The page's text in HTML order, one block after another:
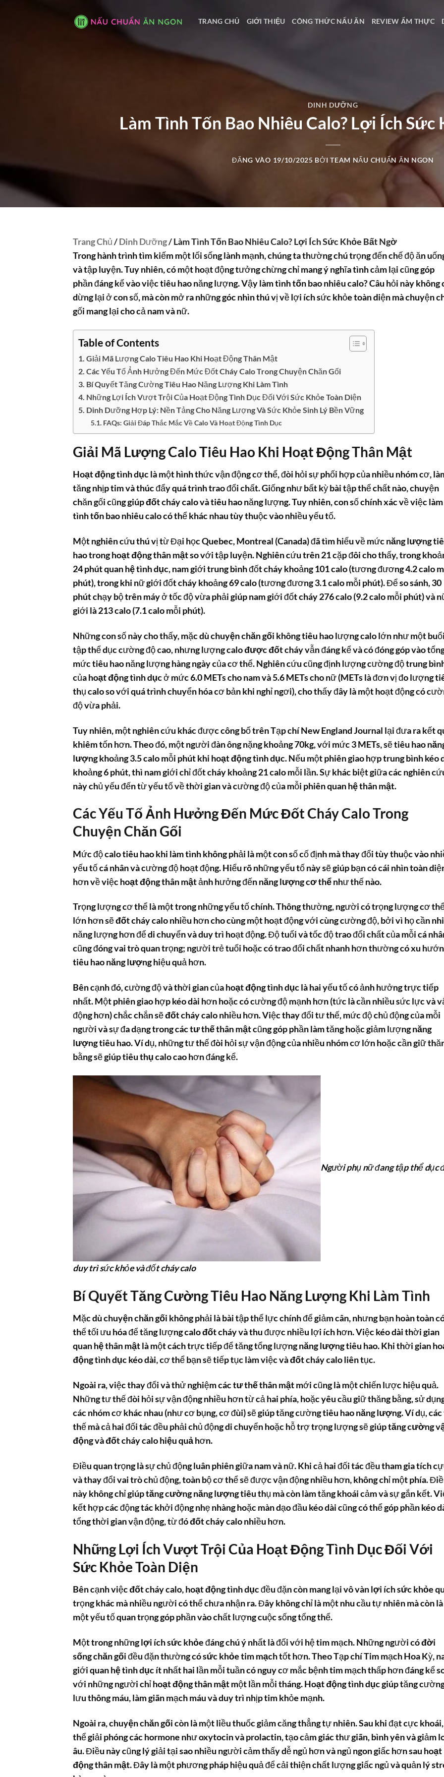
TRANG CHỦ GIỚI THIỆU CÔNG THỨC NẤU ĂN REVIEW ẨM THỰC
DINH DƯỠNG
Làm Tình Tốn Bao Nhiêu Calo? Lợi Ích
ĐĂNG VÀO 19/10/2025 BỞITEAM NẤU CHUẨN ĂN NGON
Trang Chủ/Dinh Dưỡng/ Làm Tình Tốn Bao Nhiêu Calo? Lợi Ích Sức Khỏe Bất Ngờ
Trong hành trình tìm kiếm một lối sống lành mạnh, chúng ta thường chú trọng đến chế độ ăn
và tập luyện. Tuy nhiên, có một hoạt động tưởng chừng chỉ mang ý nghĩa tình cảm lại cũng góp
phần đáng kể vào việc tiêu hao năng lượng. Vậylàm tình tốn bao nhiêu calo? Câu hỏi này không
dừng lại ở con số, mà còn mở ra những góc nhìn thú vị về lợi ích sức khỏe toàn diện mà chuyện
gối mang lại cho cả nam và nữ.
Table of Contents
Giải Mã Lượng Calo Tiêu Hao Khi Hoạt Động Thân Mật
Các Yếu Tố Ảnh Hưởng Đến Mức Đốt Cháy Calo Trong Chuyện Chăn Gối
Bí Quyết Tăng Cường Tiêu Hao Năng Lượng Khi Làm Tình
Những Lợi Ích Vượt Trội Của Hoạt Động Tình Dục Đối Với Sức Khỏe Toàn Diện
Dinh Dưỡng Hợp Lý: Nền Tảng Cho Năng Lượng Và Sức Khỏe Sinh Lý Bền Vững
FAQs: Giải Đáp Thắc Mắc Về Calo Và Hoạt Động Tình Dục
Giải Mã Lượng Calo Tiêu Hao Khi Hoạt Động Thân Mật
Hoạt động tình dụclà một hình thức vận động cơ thể, đòi hỏi sự phối hợp của nhiều nhóm cơ,
tăng nhịp tim và thúc đẩy quá trình trao đổi chất. Giống như bất kỳ bài tập thể chất nào, chuyện
chăn gối cũng giúpđốt cháy calovà tiêu hao năng lượng. Tuy nhiên, con số chính xác về việclàm
tình tốn bao nhiêu calocó thể khác nhau tùy thuộc vào nhiều yếu tố.
Một nghiên cứu thú vị từ Đại học Quebec, Montreal (Canada) đã tìm hiểu về mứcnăng lượng
haotronghoạt động thân mậtso với tập luyện. Nghiên cứu trên 21 cặp đôi cho thấy, trong
24 phútquan hệ tình dục, nam giới trung bình đốt cháy khoảng 101 calo (tương đương 4.2 calo
phút), trong khi nữ giới đốt cháy khoảng 69 calo (tương đương 3.1 calo mỗi phút). Để so sánh, 30
phút chạy bộ trên máy ở tốc độ vừa phải giúp nam giới đốt cháy 276 calo (9.2 calo mỗi phút) và
giới là 213 calo (7.1 calo mỗi phút).
Những con số này cho thấy, mặc dùchuyện chăn gối không tiêu hao lượng calo lớn như một
tập thể dục cường độ cao, nhưng lượngcalo được đốt cháyvẫn đáng kể và có đóng góp vào
mức tiêu hao năng lượng hàng ngày của cơ thể. Nghiên cứu cũng định lượng cường độ trung
củahoạt động tình dụcở mức 6.0 METs cho nam và 5.6 METs cho nữ (METs là đơn vị đo lượng
thụ calo so với quá trình chuyển hóa cơ bản khi nghỉ ngơi), cho thấy đây là một hoạt động có
độ vừa phải.
Tuy nhiên, một nghiên cứu khác được công bố trên Tạp chí New England Journal lại đưa ra kết
khiêm tốn hơn. Theo đó, một người đàn ông nặng khoảng 70kg, với mức 3 METs, sẽtiêu hao
lượngkhoảng 3.5 calo mỗi phút khi hoạt động tình dục. Nếu một phiên giao hợp trung bình kéo
khoảng 6 phút, thì nam giới chỉ đốt cháy khoảng 21 calo mỗi lần. Sự khác biệt giữa các nghiên
này chủ yếu đến từ yếu tố về thời gian và cường độ của mỗi phiênquan hệ thân mật.
Các Yếu Tố Ảnh Hưởng Đến Mức Đốt Cháy Calo Trong
Chuyện Chăn Gối
Mức độcalo tiêu haokhi làm tìnhkhông phải là một con số cố định mà thay đổi tùy thuộc vào
yếu tố cá nhân và cường độ hoạt động. Hiểu rõ những yếu tố này sẽ giúp bạn có cái nhìn toàn
hơn về việchoạt động thân mậtảnh hưởng đếnnăng lượng cơ thểnhư thế nào.
Trọng lượng cơ thể là một trong những yếu tố chính. Thông thường, người có trọng lượng cơ
lớn hơn sẽđốt cháy calonhiều hơn cho cùng một hoạt động với cùng cường độ, bởi vì họ cần
năng lượng hơn để di chuyển và duy trì hoạt động. Độ tuổi và tốc độ trao đổi chất của mỗi cá
cũng đóng vai trò quan trọng; người trẻ tuổi hoặc có trao đổi chất nhanh hơn thường có xu
tiêu hao năng lượnghiệu quả hơn.
Bên cạnh đó, cường độ và thời gian củahoạt động tình dụclà hai yếu tố có ảnh hưởng trực tiếp
nhất. Một phiên giao hợp kéo dài hơn hoặc có cường độ mạnh hơn (tức là cần nhiều sức lực và
động hơn) chắc chắn sẽđốt cháy calonhiều hơn. Việc thay đổi tư thế, mức độ chủ động của mỗi
người và sự đa dạng trong cáctư thế thân mậtcũng góp phần làm tăng hoặc giảm lượngnăng
lượng tiêu hao. Ví dụ, những tư thế đòi hỏi sự vận động của nhiều nhóm cơ lớn hoặc cần giữ
bằng sẽ giúptiêu thụ calocao hơn đáng kể.
Người phụ nữ đang tập thể dục
duy trì sức khỏe và đốt cháy calo
Bí Quyết Tăng Cường Tiêu Hao Năng Lượng Khi Làm Tình
Mặc dùchuyện chăn gối không phải là bài tập thể lực chính để giảm cân, nhưng bạn hoàn toàn
thể tối ưu hóa để tăng lượngcalo đốt cháyvà thu được nhiều lợi ích hơn. Việc kéo dài thời gian
quan hệ thân mậtlà một cách trực tiếp để tăng tổng lượngnăng lượng tiêu hao. Khi thời gian
động tình dụckéo dài, cơ thể bạn sẽ tiếp tục làm việc vàđốt cháy caloliên tục.
Ngoài ra, việc thay đổi và thử nghiệm cáctư thế thân mậtmới cũng là một chiến lược hiệu quả.
Những tư thế đòi hỏi sự vận động nhiều hơn từ cả hai phía, hoặc yêu cầu giữ thăng bằng, sử
các nhóm cơ khác nhau (như cơ bụng, cơ đùi) sẽ giúp tăng cườngtiêu hao năng lượng. Ví dụ,
thế mà cả hai đối tác đều phải chủ động di chuyển hoặc hỗ trợ trọng lượng sẽ giúptăng cường
độngvàđốt cháy calo hiệu quảhơn.
Điều quan trọng là sự chủ động luân phiên giữa nam và nữ. Khi cả hai đối tác đều tham gia tích
và thay đổi vai trò chủ động, toàn bộ cơ thể sẽ được vận động nhiều hơn, không chỉ một phía.
này không chỉ giúptăng cường năng lượngtiêu thụ mà còn làm tăng khoái cảm và sự gắn kết.
kết hợp các động tác khởi động nhẹ nhàng hoặc màn dạo đầu kéo dài cũng có thể góp phần kéo
tổng thời gian vận động, từ đóđốt cháy calonhiều hơn.
Những Lợi Ích Vượt Trội Của Hoạt Động Tình Dục Đối Với
Sức Khỏe Toàn Diện
Bên cạnh việcđốt cháy calo,hoạt động tình dụcđều đặn còn mang lại vô vànlợi ích sức khỏe
trọng khác mà nhiều người có thể chưa nhận ra. Đây không chỉ là một nhu cầu tự nhiên mà còn là
một yếu tố quan trọng góp phần vào chất lượng cuộc sống tổng thể.
Một trong nhữnglợi ích sức khỏeđáng chú ý nhất là đối với hệ tim mạch. Những người cóđời
sống chăn gốiđều đặn thường cósức khỏe tim mạchtốt hơn. Theo Tạp chí Tim mạch Hoa Kỳ,
giớiquan hệ tình dụcít nhất hai lần mỗi tuần có nguy cơ mắc bệnh tim mạch thấp hơn đáng kể
với những người chỉhoạt động thân mậtmột lần mỗi tháng.Hoạt động tình dụcgiúp tăng
lưu thông máu, làm giãn mạch máu và duy trì nhịp tim khỏe mạnh.
Ngoài ra,chuyện chăn gốicòn là một liều thuốc giảm căng thẳng tự nhiên. Sau khi đạt cực
thể giải phóng các hormone như oxytocin và prolactin, tạo cảm giác thư giãn, bình yên và giảm
âu. Điều này cũng lý giải tại sao nhiều người cảm thấy dễ ngủ hơn và ngủ ngon giấc hơn sau hoạt
động thân mật. Đây là một phương pháp hiệu quả để cải thiện chất lượng giấc ngủ và quản lý